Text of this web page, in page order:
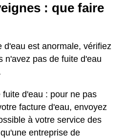
: que faire
d'eau est anormale, vérifiez
n'avez pas de fuite d'eau
d'eau : pour ne pas
facture d'eau, envoyez
à votre service des
entreprise de